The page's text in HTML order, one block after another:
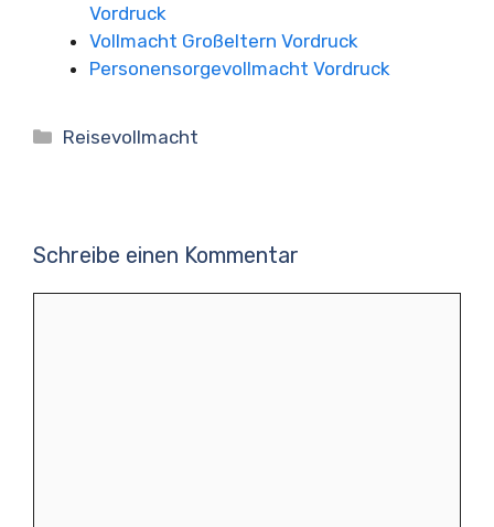
Vordruck
Vollmacht Großeltern Vordruck
Personensorgevollmacht Vordruck
Kategorien
Reisevollmacht
Schreibe einen Kommentar